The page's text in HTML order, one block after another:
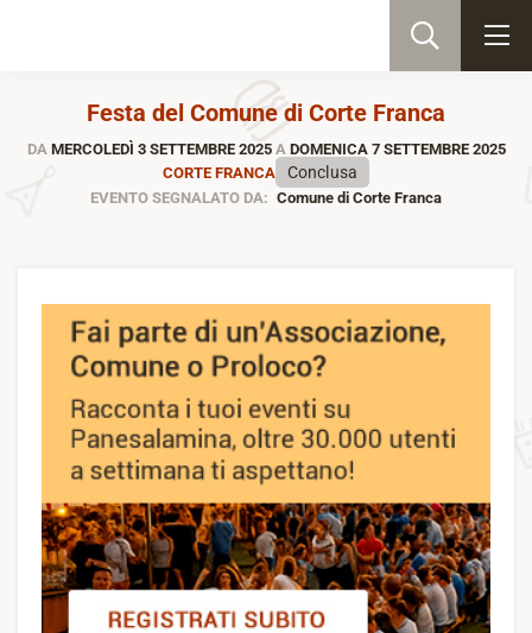
Festa del Comune di Corte Franca
DAMERCOLEDÌ 3 SETTEMBRE 2025 ADOMENICA 7 SETTEMBRE 2025
CORTE FRANCA
Conclusa
EVENTO SEGNALATO DA: Comune di Corte Franca